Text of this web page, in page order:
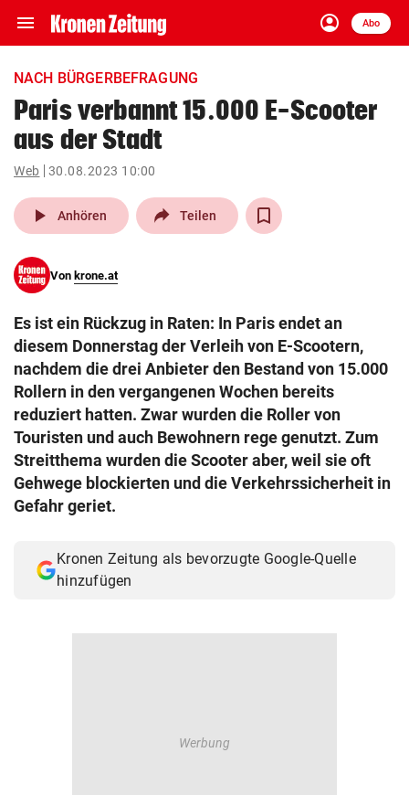
menu Navigation
ein-/ausklappen
account_circle
Anmelden
Abo
close Schließen
account_circle Anmelden
pin_drop
Wien arrow_right
search
eingeben
Muthgasse 2, 1190 Wien
NACH BÜRGERBEFRAGUNG
Paris verbannt 15.000 E-Scooter
aus der Stadt
Web 30.08.2023 10:00
play_arrow Anhören Teilen
Von krone.at
Es ist ein Rückzug in Raten: In Paris endet an
diesem Donnerstag der Verleih von E-Scootern,
nachdem die drei Anbieter den Bestand von 15.000
Rollern in den vergangenen Wochen bereits
reduziert hatten. Zwar wurden die Roller von
Touristen und auch Bewohnern rege genutzt. Zum
Streitthema wurden die Scooter aber, weil sie oft
Gehwege blockierten und die Verkehrssicherheit in
Gefahr geriet.
Kronen Zeitung als bevorzugte Google-Quelle
hinzufügen